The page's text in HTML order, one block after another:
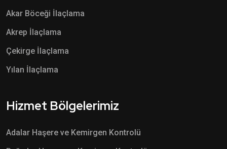
Akar Böceği İlaçlama
Akrep İlaçlama
Çekirge İlaçlama
Yılan İlaçlama
Hizmet Bölgelerimiz
Adalar Haşere ve Kemirgen Kontrolü